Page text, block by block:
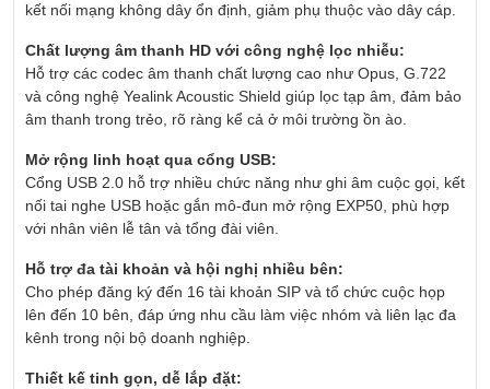
kết nối mạng không dây ổn định, giảm phụ thuộc vào dây cáp.
Chất lượng âm thanh HD với công nghệ lọc nhiễu:
Hỗ trợ các codec âm thanh chất lượng cao như Opus, G.722
và công nghệ Yealink Acoustic Shield giúp lọc tạp âm, đảm bảo
âm thanh trong trẻo, rõ ràng kể cả ở môi trường ồn ào.
Mở rộng linh hoạt qua cổng USB:
Cổng USB 2.0 hỗ trợ nhiều chức năng như ghi âm cuộc gọi, kết
nối tai nghe USB hoặc gắn mô-đun mở rộng EXP50, phù hợp
với nhân viên lễ tân và tổng đài viên.
Hỗ trợ đa tài khoản và hội nghị nhiều bên:
Cho phép đăng ký đến 16 tài khoản SIP và tổ chức cuộc họp
lên đến 10 bên, đáp ứng nhu cầu làm việc nhóm và liên lạc đa
kênh trong nội bộ doanh nghiệp.
Thiết kế tinh gọn, dễ lắp đặt: